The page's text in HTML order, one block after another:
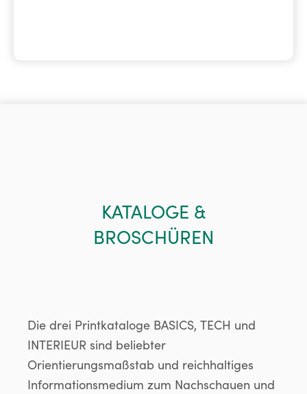
KATALOGE &
BROSCHÜREN
Die drei Printkataloge BASICS, TECH und
INTERIEUR sind beliebter
Orientierungsmaßstab und reichhaltiges
Informationsmedium zum Nachschauen und